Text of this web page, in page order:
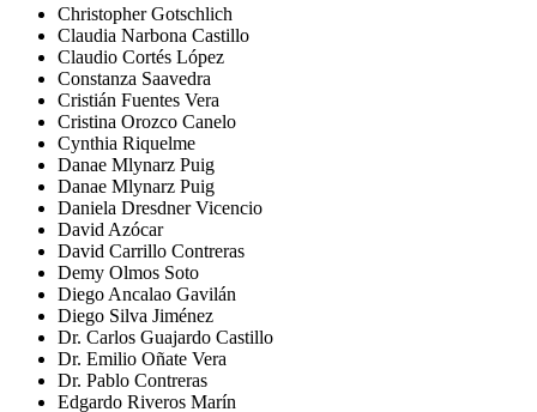
Christopher Gotschlich
Claudia Narbona Castillo
Claudio Cortés López
Constanza Saavedra
Cristián Fuentes Vera
Cristina Orozco Canelo
Cynthia Riquelme
Danae Mlynarz Puig
Danae Mlynarz Puig
Daniela Dresdner Vicencio
David Azócar
David Carrillo Contreras
Demy Olmos Soto
Diego Ancalao Gavilán
Diego Silva Jiménez
Dr. Carlos Guajardo Castillo
Dr. Emilio Oñate Vera
Dr. Pablo Contreras
Edgardo Riveros Marín